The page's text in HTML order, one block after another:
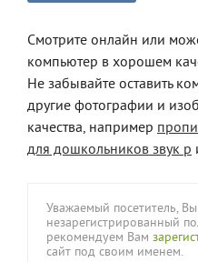
Смотрите онлайн или
компьютер в хорошем
Не забывайте оставить
другие фотографии и
качества, например
для дошкольников звук р
Уважаемый посетитель,
незарегистрированный
рекомендуем Вам
сайт под своим именем.